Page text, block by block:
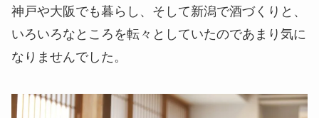
神戸や大阪でも暮らし、そして新潟で酒づくりと、
いろいろなところを転々としていたのであまり気に
なりませんでした。